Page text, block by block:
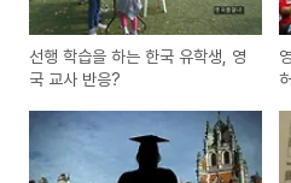
선행 학습을 하는 한국 유학생, 영
국 교사 반응?